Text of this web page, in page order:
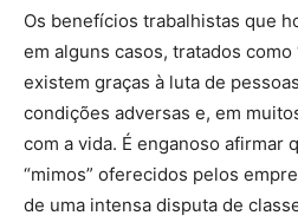
Os benefícios trabalhistas que
em alguns casos, tratados
existem graças à luta de
condições adversas e, em
com a vida. É enganoso afirmar
“mimos” oferecidos pelos
de uma intensa disputa de